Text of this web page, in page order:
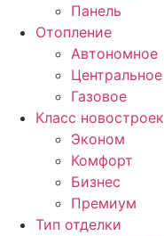
Панель
Отопление
Автономное
Центральное
Газовое
Класс новостроек
Эконом
Комфорт
Бизнес
Премиум
Тип отделки